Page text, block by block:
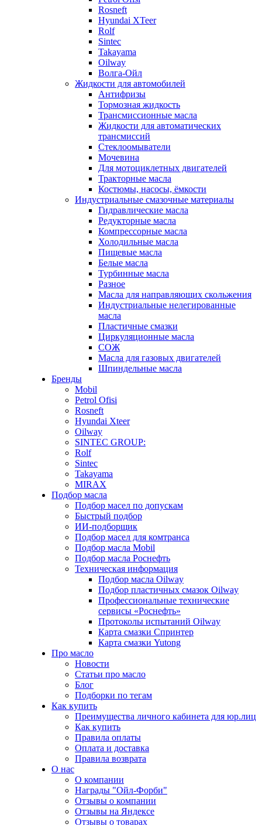
Rosneft
Hyundai XTeer
Rolf
Sintec
Takayama
Oilway
Волга-Ойл
Жидкости для автомобилей
Антифризы
Тормозная жидкость
Трансмиссионные масла
Жидкости для автоматических
трансмиссий
Стеклоомыватели
Мочевина
Для мотоциклетных двигателей
Тракторные масла
Костюмы, насосы, ёмкости
Индустриальные смазочные материалы
Гидравлические масла
Редукторные масла
Компрессорные масла
Холодильные масла
Пищевые масла
Белые масла
Турбинные масла
Разное
Масла для направляющих скольжения
Индустриальные нелегированные
масла
Пластичные смазки
Циркуляционные масла
СОЖ
Масла для газовых двигателей
Шпиндельные масла
Бренды
Mobil
Petrol Ofisi
Rosneft
Hyundai Xteer
Oilway
SINTEC GROUP:
Rolf
Sintec
Takayama
MIRAX
Подбор масла
Подбор масел по допускам
Быстрый подбор
ИИ-подборщик
Подбор масел для комтранса
Подбор масла Mobil
Подбор масла Роснефть
Техническая информация
Подбор масла Oilway
Подбор пластичных смазок Oilway
Профессиональные технические
сервисы «Роснефть»
Протоколы испытаний Oilway
Карта смазки Спринтер
Карта смазки Yutong
Про масло
Новости
Статьи про масло
Блог
Подборки по тегам
Как купить
Преимущества личного кабинета для юр.лиц
Как купить
Правила оплаты
Оплата и доставка
Правила возврата
О нас
О компании
Награды "Ойл-Форби"
Отзывы о компании
Отзывы на Яндексе
Отзывы о товарах